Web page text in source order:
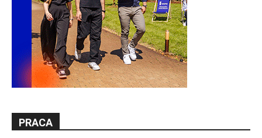
PRACA